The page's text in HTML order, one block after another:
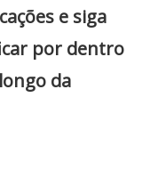
e siga
por dentro
da